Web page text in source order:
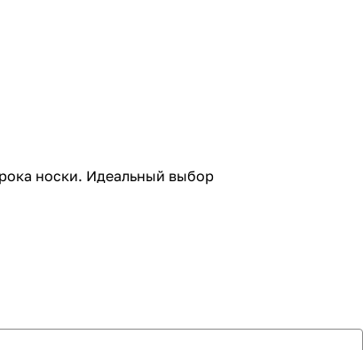
носки. Идеальный выбор